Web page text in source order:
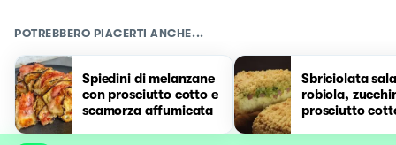
POTREBBERO PIACERTI ANCHE...
Spiedini di melanzane
con prosciutto cotto e
scamorza affumicata
Sbriciolata
robiola,
prosciutto